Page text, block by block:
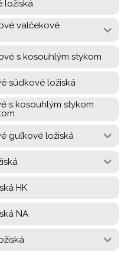
ložiská
valčekové
s kosouhlým stykom
súdkové ložiská
s kosouhlým stykom
guľkové ložiská
HK
NA